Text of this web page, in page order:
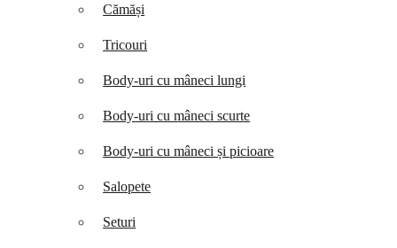
Cămăși
Tricouri
Body-uri cu mâneci lungi
Body-uri cu mâneci scurte
Body-uri cu mâneci și picioare
Salopete
Seturi